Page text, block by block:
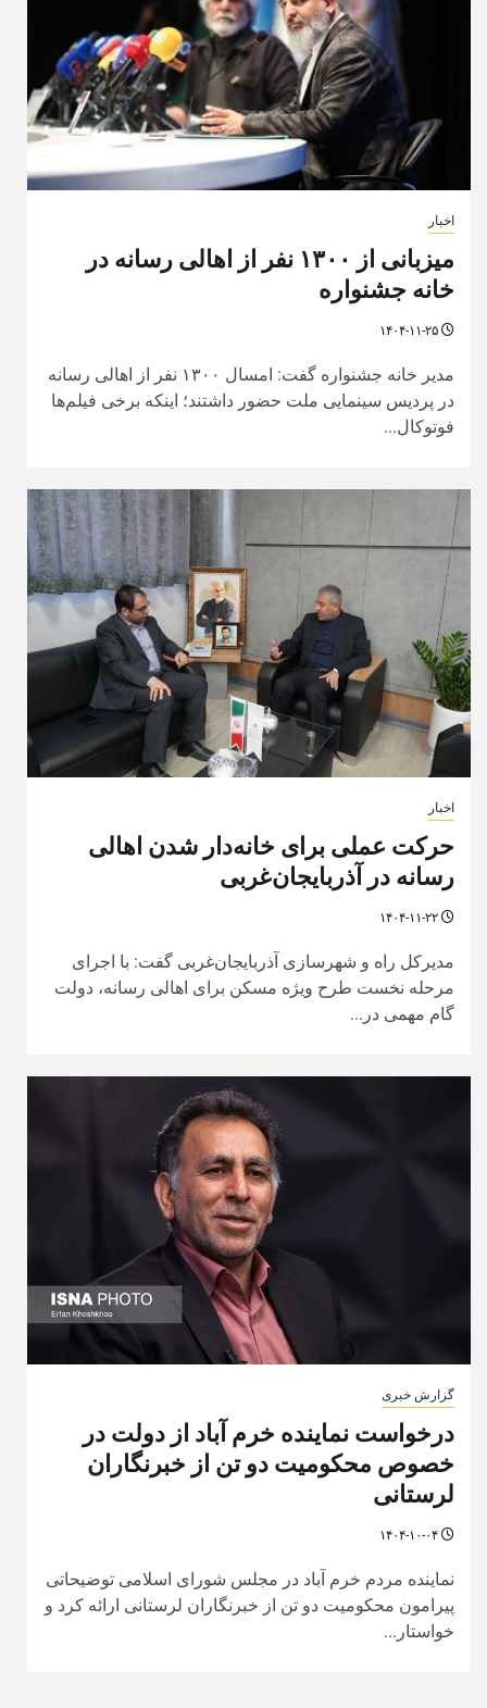
اخبار
میزبانی از ۱۳۰۰ نفر از اهالی رسانه در
خانه جشنواره
مدیر خانه جشنواره گفت: امسال ۱۳۰۰ نفر از اهالی رسانه
در پردیس سینمایی ملت حضور داشتند؛ اینکه برخی فیلم‌ها
فوتوکال...
اخبار
حرکت عملی برای خانه‌دار شدن اهالی
رسانه در آذربایجان‌غربی
مدیرکل راه و شهرسازی آذربایجان‌غربی گفت: با اجرای
مرحله نخست طرح ویژه مسکن برای اهالی رسانه، دولت
گام مهمی در...
گزارش خبری
درخواست نماینده خرم آباد از دولت در
خصوص محکومیت دو تن از خبرنگاران
لرستانی
نماینده مردم خرم آباد در مجلس شورای اسلامی توضیحاتی
پیرامون محکومیت دو تن از خبرنگاران لرستانی ارائه کرد و
خواستار...